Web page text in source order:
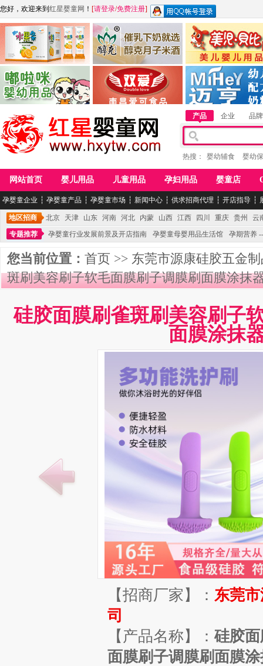
您好，欢迎来到 红星婴童网 ！ [请登录/免费注册]
江西麦嘟嘟食品有限公司
青岛嘟啦咪婴幼儿用品公司
江西醇之客月子米酒 惠州市美儿婴儿用品
湖南迈亨母婴用品有限
产品 企业 品牌
热搜： 婴幼辅食 婴幼
网站首页 婴儿用品 儿童用品 孕妇用品 婴童店
孕婴童企业 ┆ 孕婴童产品 ┆ 孕婴童市场 ┆ 新闻中心 ┆ 供求招商代理 ┆ 开店指导 ┆
地区招商 北京 天津 山东 河南 河北 内蒙 山西 江西 四川 重庆 贵州
云
专题推荐
孕婴童行业发展前景及开店指南 孕婴童母婴用品生活馆 孕期营养
您当前位置： 首页 >> 东莞市源康硅胶五金
斑刷美容刷子软毛面膜刷子调膜刷面膜涂抹
硅胶面膜刷雀斑刷美容刷子
面膜涂抹
【招商厂家】： 东莞
司
【产品名称】： 硅胶
面膜刷子调膜刷面膜